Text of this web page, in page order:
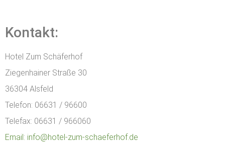
Kontakt:
Hotel Zum Schäferhof
Ziegenhainer Straße 30
36304 Alsfeld
Telefon: 06631 / 96600
Telefax: 06631 / 966060
Email: info@hotel-zum-schaeferhof.de